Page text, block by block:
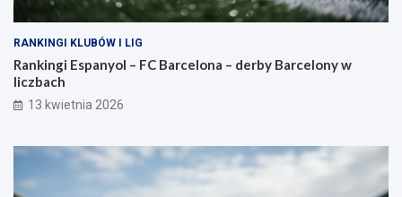
RANKINGI KLUBÓW I LIG
Rankingi Espanyol – FC Barcelona – derby Barcelony w
liczbach
13 kwietnia 2026